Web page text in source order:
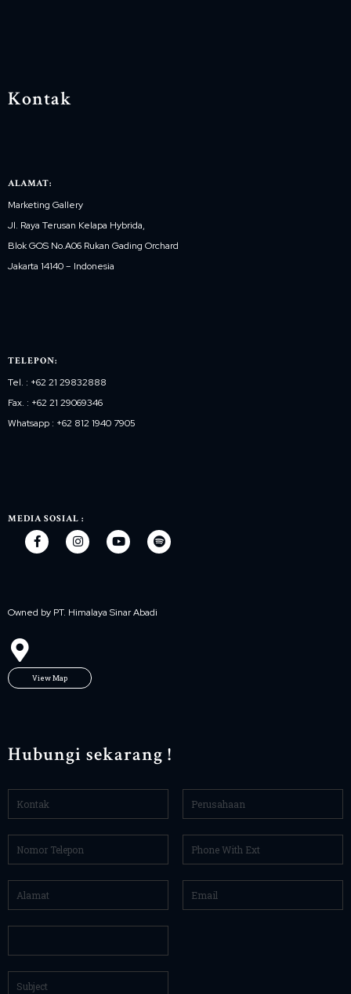
Kontak
ALAMAT:
Marketing Gallery
Jl. Raya Terusan Kelapa Hybrida,
Blok GOS No.A06 Rukan Gading Orchard
Jakarta 14140 – Indonesia
TELEPON:
Tel. : +62 21 29832888
Fax. : +62 21 29069346
Whatsapp : +62 812 1940 7905
MEDIA SOSIAL :
Owned by PT. Himalaya Sinar Abadi
View Map
Hubungi sekarang !